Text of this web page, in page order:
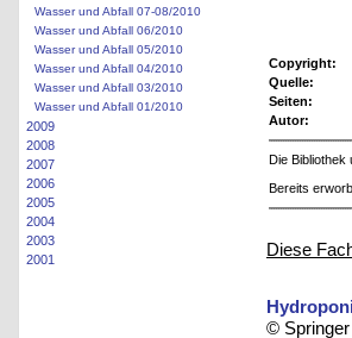
Wasser und Abfall 07-08/2010
Wasser und Abfall 06/2010
Wasser und Abfall 05/2010
Wasser und Abfall 04/2010
Wasser und Abfall 03/2010
Wasser und Abfall 01/2010
2009
2008
2007
2006
2005
2004
2003
2001
Copyright:
Quelle:
Seiten:
Autor:
Die
Bereits
Diese
© Springer